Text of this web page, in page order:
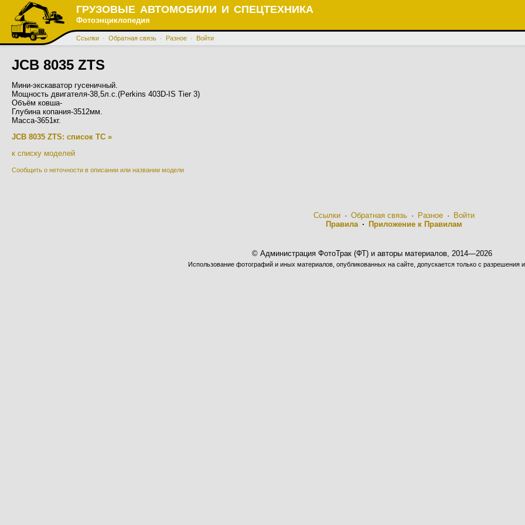
ГРУЗОВЫЕ АВТОМОБИЛИ И СПЕЦТЕХНИКА
Фотоэнциклопедия
Ссылки · Обратная связь · Разное · Войти
JCB 8035 ZTS
Мини-экскаватор гусеничный.
Мощность двигателя-38,5л.с.(Perkins 403D-IS Tier 3)
Объём ковша-
Глубина копания-3512мм.
Масса-3651кг.
JCB 8035 ZTS: список ТС »
к списку моделей
Сообщить о неточности в описании или названии модели
Ссылки· Обратная связь· Разное·
Войти
Правила· Приложение к Правилам
© Администрация ФотоТрак (ФТ) и авторы материалов, 2014—2026
Использование фотографий и иных материалов, опубликованных на сайте, допускается только с разрешения